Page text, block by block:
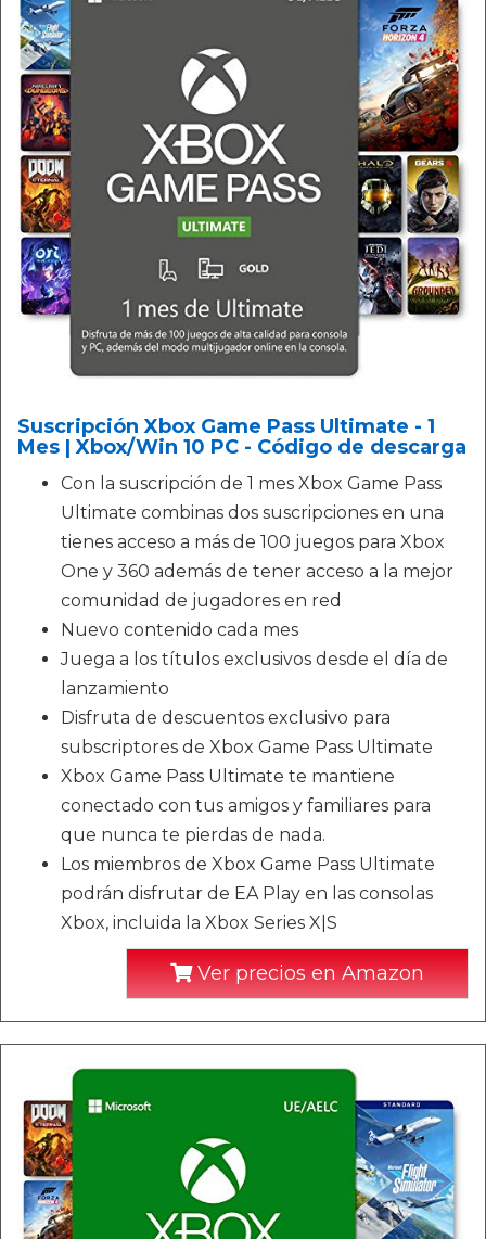
Suscripción Xbox Game Pass Ultimate - 1
Mes | Xbox/Win 10 PC - Código de descarga
Con la suscripción de 1 mes Xbox Game Pass
Ultimate combinas dos suscripciones en una
tienes acceso a más de 100 juegos para Xbox
One y 360 además de tener acceso a la mejor
comunidad de jugadores en red
Nuevo contenido cada mes
Juega a los títulos exclusivos desde el día de
lanzamiento
Disfruta de descuentos exclusivo para
subscriptores de Xbox Game Pass Ultimate
Xbox Game Pass Ultimate te mantiene
conectado con tus amigos y familiares para
que nunca te pierdas de nada.
Los miembros de Xbox Game Pass Ultimate
podrán disfrutar de EA Play en las consolas
Xbox, incluida la Xbox Series X|S
Ver precios en Amazon